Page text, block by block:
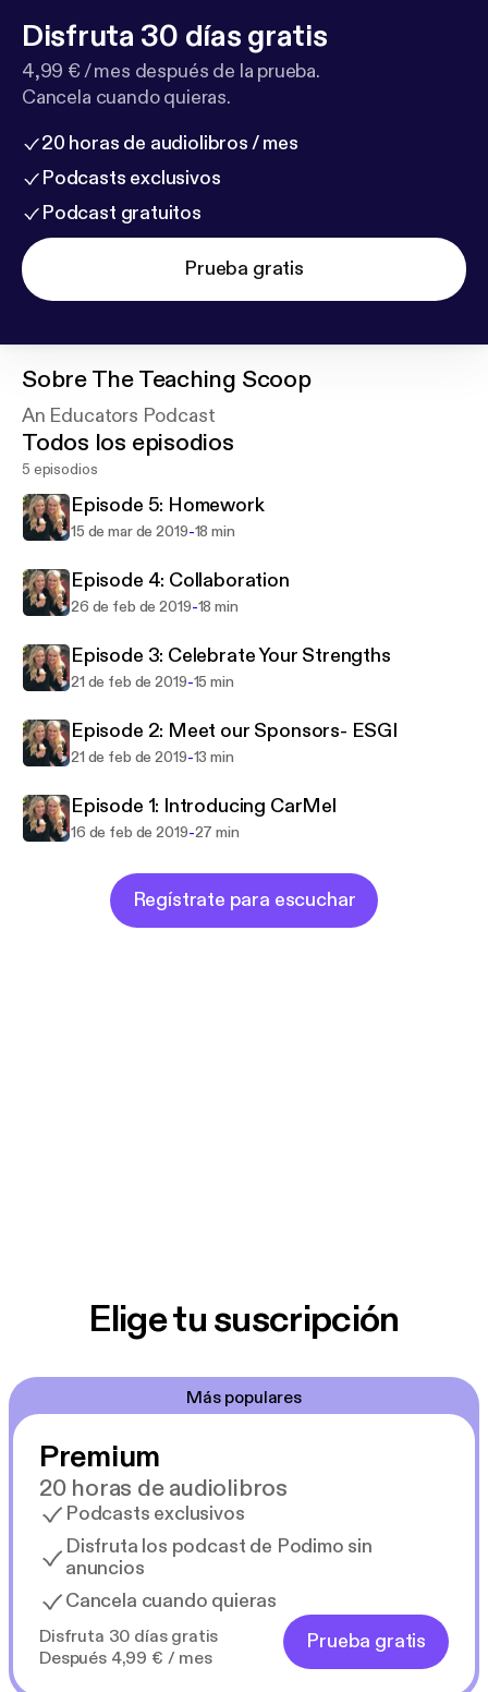
Disfruta 30 días gratis
4,99 € / mes después de la prueba.
Cancela cuando quieras.
20 horas de audiolibros / mes
Podcasts exclusivos
Podcast gratuitos
Prueba gratis
SobreThe Teaching Scoop
An Educators Podcast
Todos los episodios
5 episodios
Episode 5: Homework
15 de mar de 2019-18 min
Episode 4: Collaboration
26 de feb de 2019-18 min
Episode 3: Celebrate Your Strengths
21 de feb de 2019-15 min
Episode 2: Meet our Sponsors- ESGI
21 de feb de 2019-13 min
Episode 1: Introducing CarMel
16 de feb de 2019-27 min
Regístrate para escuchar
Elige tu suscripción
Más populares
Premium
20 horas de audiolibros
Podcasts exclusivos
Disfruta los podcast de Podimo sin
anuncios
Cancela cuando quieras
Disfruta 30 días gratis
Después 4,99 € / mes
Prueba gratis